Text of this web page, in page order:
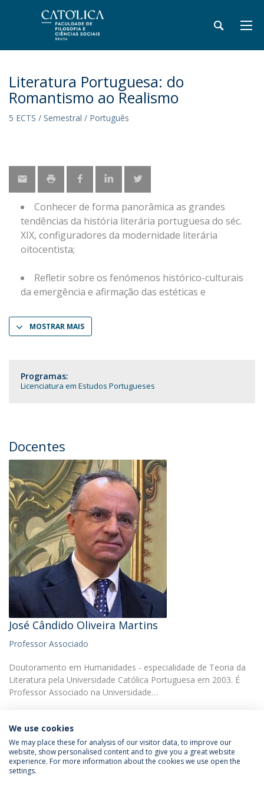
Literatura Portuguesa: do
Romantismo ao Realismo
5 ECTS / Semestral / Português
Conhecer de forma panorâmica as grandes
tendências da história literária portuguesa do séc.
XIX, configuradores da modernidade literária
oitocentista;
Refletir sobre os fenómenos histórico-culturais
da emergência e afirmação das estéticas e
MOSTRAR MAIS
Programas:
Licenciatura em Estudos Portugueses
Docentes
José Cândido Oliveira Martins
Professor Associado
Doutoramento em Humanidades - especialidade de Teoria da
Literatura pela Universidade Católica Portuguesa em 2003. É
Professor Associado na Universidade…
Política de Privacidade
Termos & Condições
We use cookies
We may place these for analysis of our visitor data, to improve our
website, show personalised content and to give you a great website
experience. For more information about the cookies we use open the
settings.